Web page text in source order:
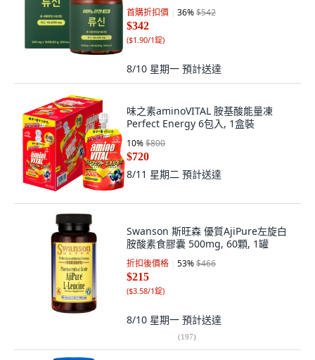
首購折扣價 36%$542
$342
($1.90/1錠)
8/10 星期一 預計送達
味之素aminoVITAL 胺基酸能量凍
Perfect Energy 6包入, 1盒裝
10%$800
$720
8/11 星期二 預計送達
Swanson 斯旺森 優質AjiPure左旋白
胺酸素食膠囊 500mg, 60顆, 1罐
折扣後價格 53%$466
$215
($3.58/1錠)
8/10 星期一 預計送達
(197)